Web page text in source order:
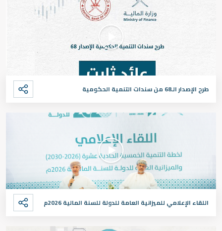
طرح الإصدار الـ68 من سندات التنمية الحكومية
اللقاء الإعلامي للميزانية العامة للدولة للسنة المالية 2026م